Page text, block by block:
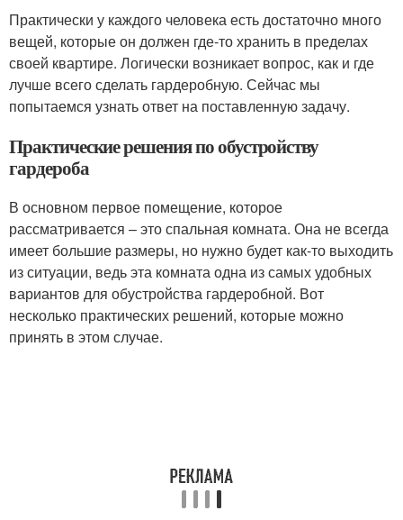
Практически у каждого человека есть достаточно много
вещей, которые он должен где-то хранить в пределах
своей квартире. Логически возникает вопрос, как и где
лучше всего сделать гардеробную. Сейчас мы
попытаемся узнать ответ на поставленную задачу.
Практические решения по обустройству
гардероба
В основном первое помещение, которое
рассматривается – это спальная комната. Она не всегда
имеет большие размеры, но нужно будет как-то выходить
из ситуации, ведь эта комната одна из самых удобных
вариантов для обустройства гардеробной. Вот
несколько практических решений, которые можно
принять в этом случае.